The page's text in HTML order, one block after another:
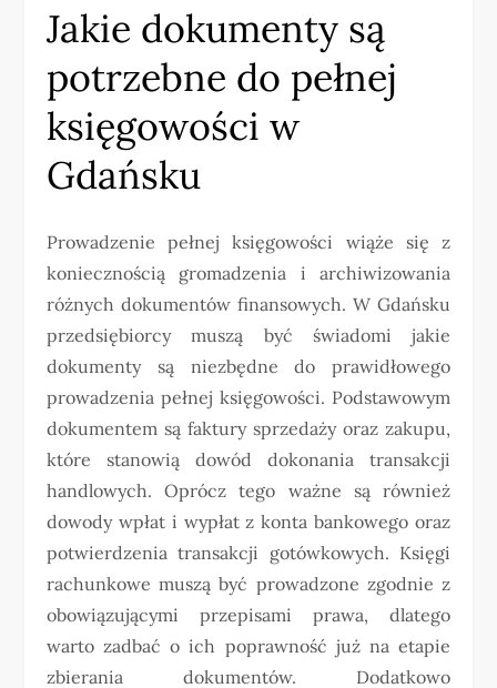
Jakie dokumenty są
potrzebne do pełnej
księgowości w
Gdańsku
Prowadzenie pełnej księgowości wiąże się z
koniecznością gromadzenia i archiwizowania
różnych dokumentów finansowych. W Gdańsku
przedsiębiorcy muszą być świadomi jakie
dokumenty są niezbędne do prawidłowego
prowadzenia pełnej księgowości. Podstawowym
dokumentem są faktury sprzedaży oraz zakupu,
które stanowią dowód dokonania transakcji
handlowych. Oprócz tego ważne są również
dowody wpłat i wypłat z konta bankowego oraz
potwierdzenia transakcji gotówkowych. Księgi
rachunkowe muszą być prowadzone zgodnie z
obowiązującymi przepisami prawa, dlatego
warto zadbać o ich poprawność już na etapie
zbierania dokumentów. Dodatkowo